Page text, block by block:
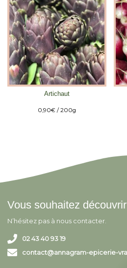
Artichaut
0,90€ / 200g
Vous souhaitez
N’hésitez pas à nous contacter.
02 43 40 93 19
contact@annagram-epicerie-